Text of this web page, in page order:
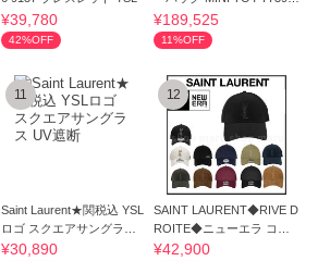
¥39,780
42%OFF
5 AADDI
¥189,525
11%OFF
11
Saint Laurent★関税込 YSL
ロゴ スクエアサングラス
UV遮断
¥30,890
12
SAINT LAURENT◆RIVE D
ROITE◆ニューエラ コラ
ボ ロゴキャップ
¥42,900